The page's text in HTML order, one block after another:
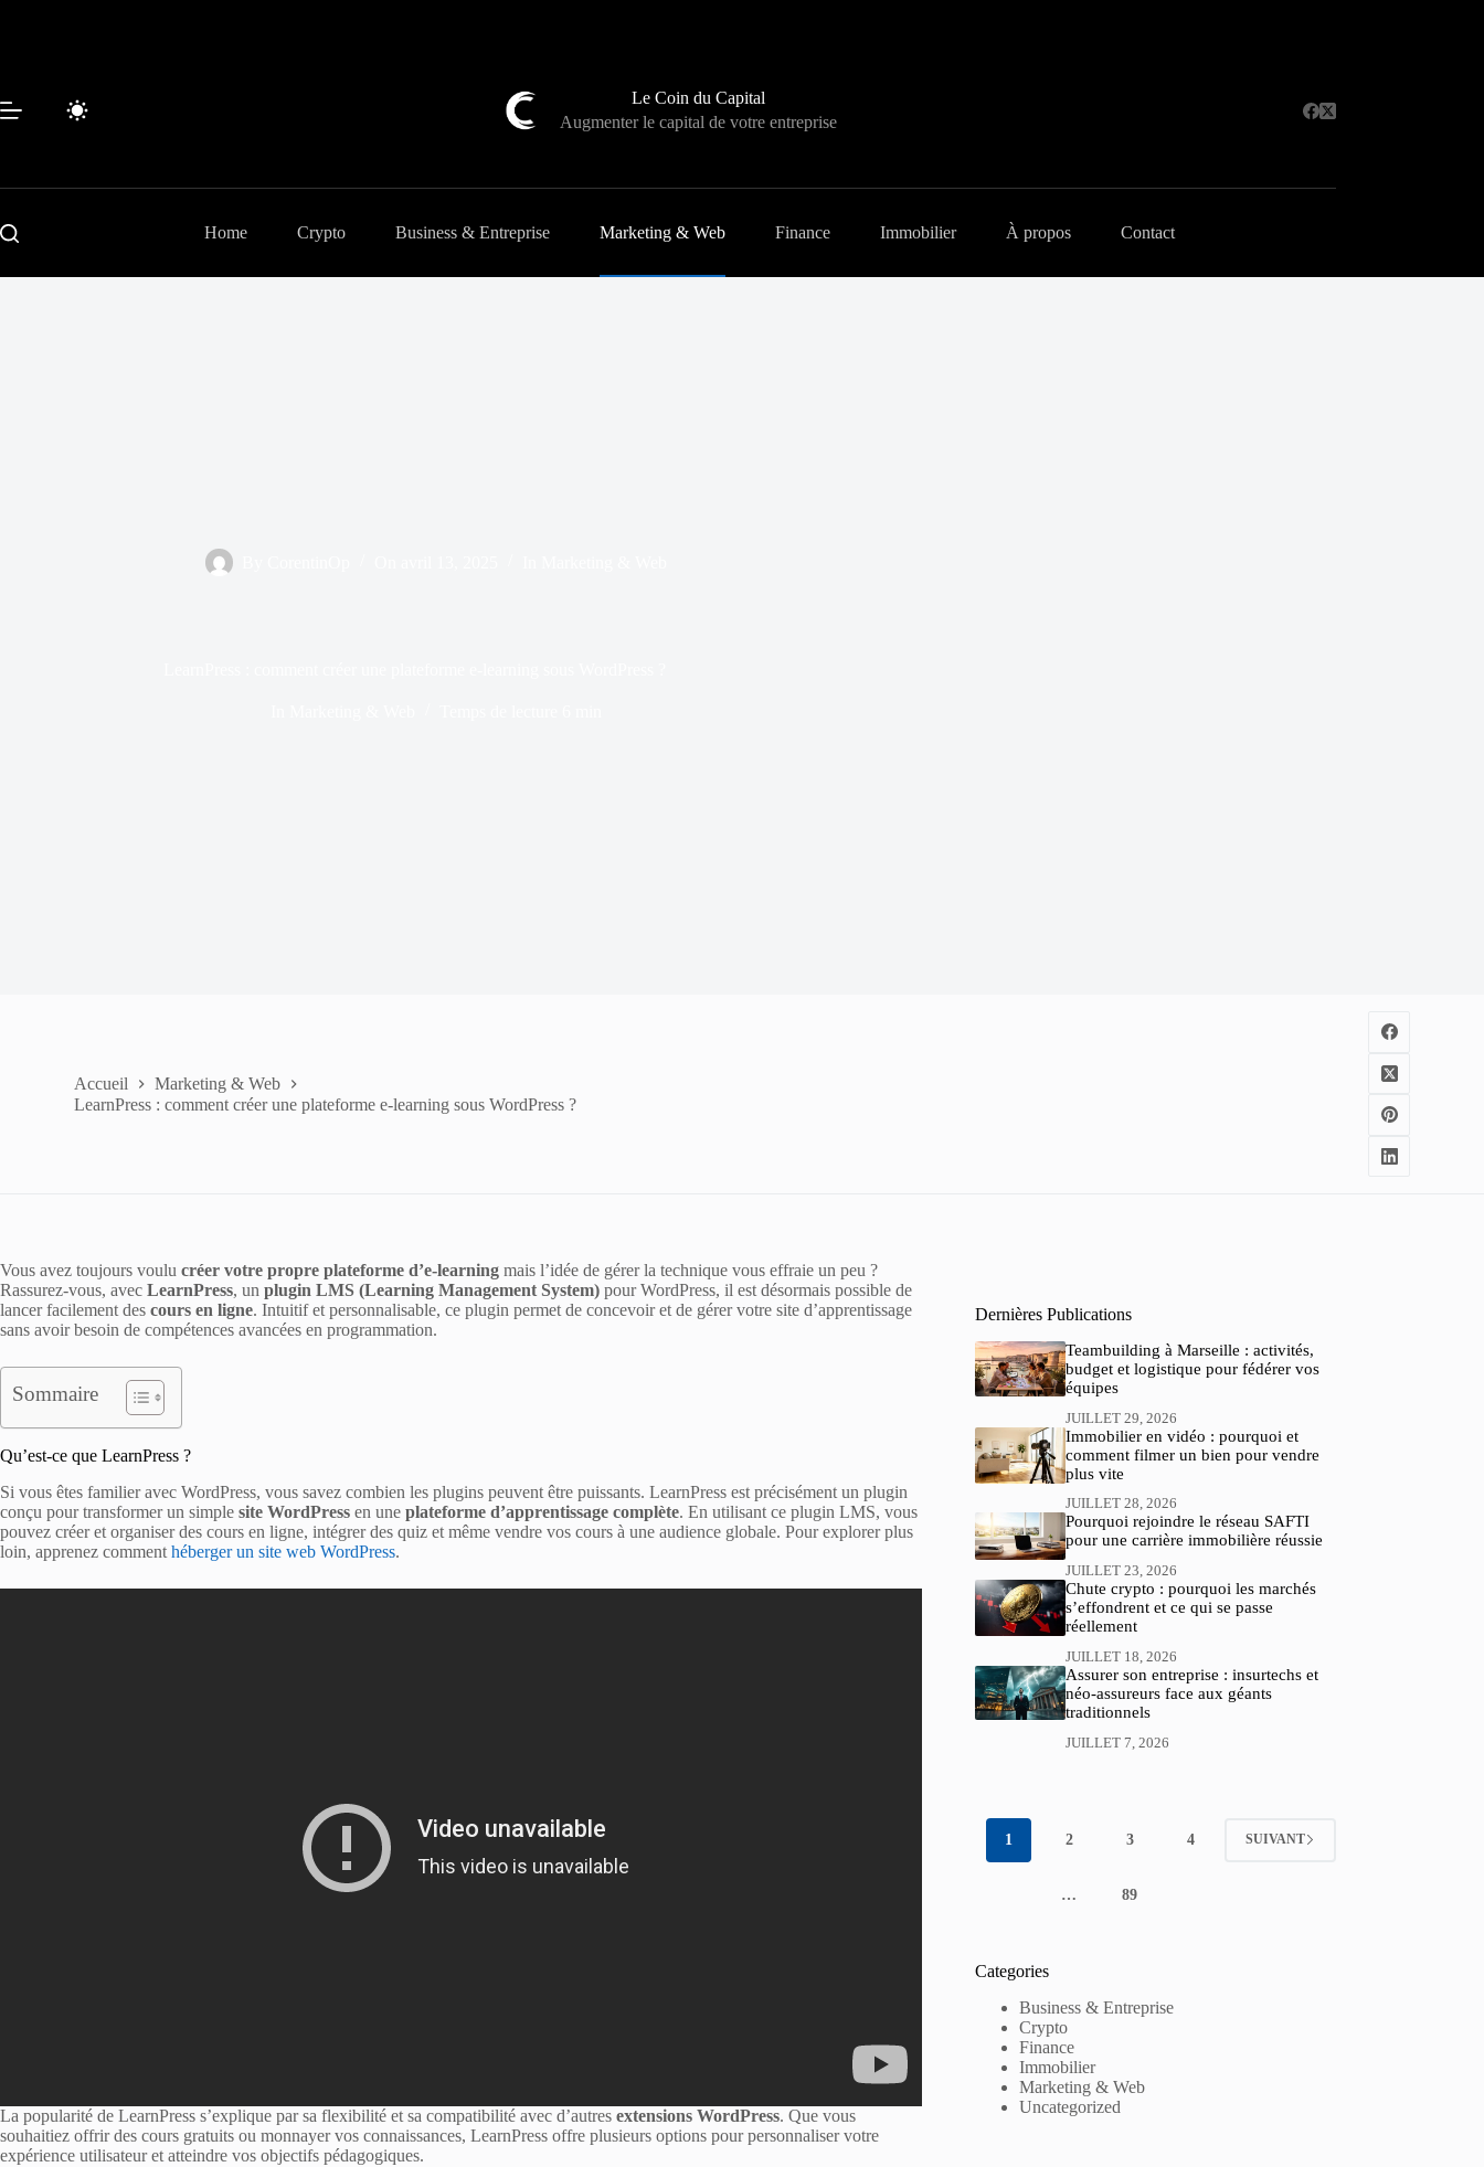
Le Coin du Capital
Augmenter le capital de votre entreprise
Home Crypto Business & Entreprise Marketing & Web Finance Immobilier À propos Contact
Accueil
Marketing & Web
LearnPress : comment créer une plateforme e-learning sous WordPress ?
Vous avez toujours voulu créer votre propre plateforme d’e-learning mais l’idée de gérer la technique vous effraie un peu ?
Rassurez-vous, avec LearnPress, un plugin LMS (Learning Management System) pour WordPress, il est désormais possible de
lancer facilement des cours en ligne. Intuitif et personnalisable, ce plugin permet de concevoir et de gérer votre site d’apprentissage
sans avoir besoin de compétences avancées en programmation.
Sommaire
Qu’est-ce que LearnPress ?
Si vous êtes familier avec WordPress, vous savez combien les plugins peuvent être puissants. LearnPress est précisément un plugin
conçu pour transformer un simple site WordPress en une plateforme d’apprentissage complète. En utilisant ce plugin LMS, vous
pouvez créer et organiser des cours en ligne, intégrer des quiz et même vendre vos cours à une audience globale. Pour explorer plus
loin, apprenez comment héberger un site web WordPress.
La popularité de LearnPress s’explique par sa flexibilité et sa compatibilité avec d’autres extensions WordPress. Que vous
souhaitiez offrir des cours gratuits ou monnayer vos connaissances, LearnPress offre plusieurs options pour personnaliser votre
expérience utilisateur et atteindre vos objectifs pédagogiques.
Dernières Publications
Teambuilding à Marseille : activités,
budget et logistique pour fédérer vos
équipes
JUILLET 29, 2026
Immobilier en vidéo : pourquoi et
comment filmer un bien pour vendre
plus vite
JUILLET 28, 2026
Pourquoi rejoindre le réseau SAFTI
pour une carrière immobilière réussie
JUILLET 23, 2026
Chute crypto : pourquoi les marchés
s’effondrent et ce qui se passe
réellement
JUILLET 18, 2026
Assurer son entreprise : insurtechs et
néo-assureurs face aux géants
traditionnels
JUILLET 7, 2026
1 2 3 4
… 89
SUIVANT
Categories
Business & Entreprise
Crypto
Finance
Immobilier
Marketing & Web
Uncategorized